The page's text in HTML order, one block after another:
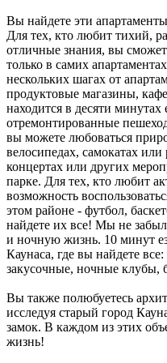
Вы найдете эти
Для тех, кто любит тихий,
отличные знания, вы
только в самих
нескольких шагах от
продуктовые магазины,
находится в десяти
отремонтированные
вы можете любоваться
велосипедах, самокатах
концертах или других
парке. Для тех, кто любит
возможность
этом районе - футбол,
найдете их все! Мы не
и ночную жизнь. 10 минут
Каунаса, где вы найдете
закусочные, ночные клубы,
Вы также полюбуетесь
исследуя старый город
замок. В каждом из этих
жизнь!